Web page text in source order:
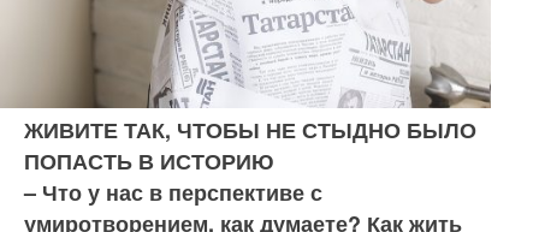
ЖИВИТЕ ТАК, ЧТОБЫ НЕ СТЫДНО БЫЛО
ПОПАСТЬ В ИСТОРИЮ
– Что у нас в перспективе с
умиротворением, как думаете? Как жить